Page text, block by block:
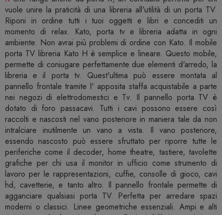
vuole unire la praticità di una libreria all'utilità di un porta TV.
Riponi in ordine tutti i tuoi oggetti e libri e concediti un
momento di relax. Kato, porta tv e libreria adatta in ogni
ambiente. Non avrai più problemi di ordine con Kato. Il mobile
porta TV libreria Kato H è semplice e lineare. Questo mobile,
permette di coniugare perfettamente due elementi d'arredo, la
libreria e il porta tv. Quest'ultima può essere montata al
pannello frontale tramite l' apposita staffa acquistabile a parte
nei negozi di elettrodomestici e Tv. Il pannello porta TV è
dotato di foro passacavi. Tutti i cavi possono essere così
raccolti e nascosti nel vano posteriore in maniera tale da non
intralciare inutilmente un vano a vista. Il vano posteriore,
essendo nascosto può essere sfruttato per riporre tutte le
periferiche come il decoder, home theatre, tastiere, tavolette
grafiche per chi usa il monitor in ufficio come strumento di
lavoro per le rappresentazioni, cuffie, consolle di gioco, cavi
hd, cavetterie, e tanto altro. Il pannello frontale permette di
agganciare qualsiasi porta TV. Perfetta per arredare spazi
moderni o classici. Linee geometriche essenziali. Ampi e alti